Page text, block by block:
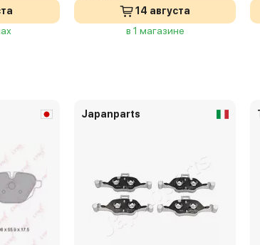
14 августа
в 1 магазине
Japanparts